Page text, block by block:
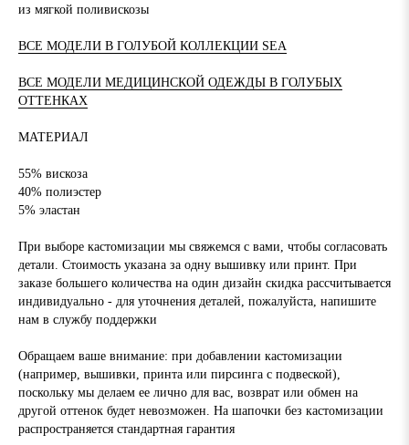
из мягкой поливискозы
ВСЕ МОДЕЛИ В ГОЛУБОЙ КОЛЛЕКЦИИ SEA
ВСЕ МОДЕЛИ МЕДИЦИНСКОЙ ОДЕЖДЫ В ГОЛУБЫХ
ОТТЕНКАХ
МАТЕРИАЛ
55% вискоза
40% полиэстер
5% эластан
При выборе кастомизации мы свяжемся с вами, чтобы согласовать
детали. Стоимость указана за одну вышивку или принт. При
заказе большего количества на один дизайн скидка рассчитывается
индивидуально - для уточнения деталей, пожалуйста, напишите
нам в службу поддержки
Обращаем ваше внимание: при добавлении кастомизации
(например, вышивки, принта или пирсинга с подвеской),
поскольку мы делаем ее лично для вас, возврат или обмен на
другой оттенок будет невозможен. На шапочки без кастомизации
распространяется стандартная гарантия